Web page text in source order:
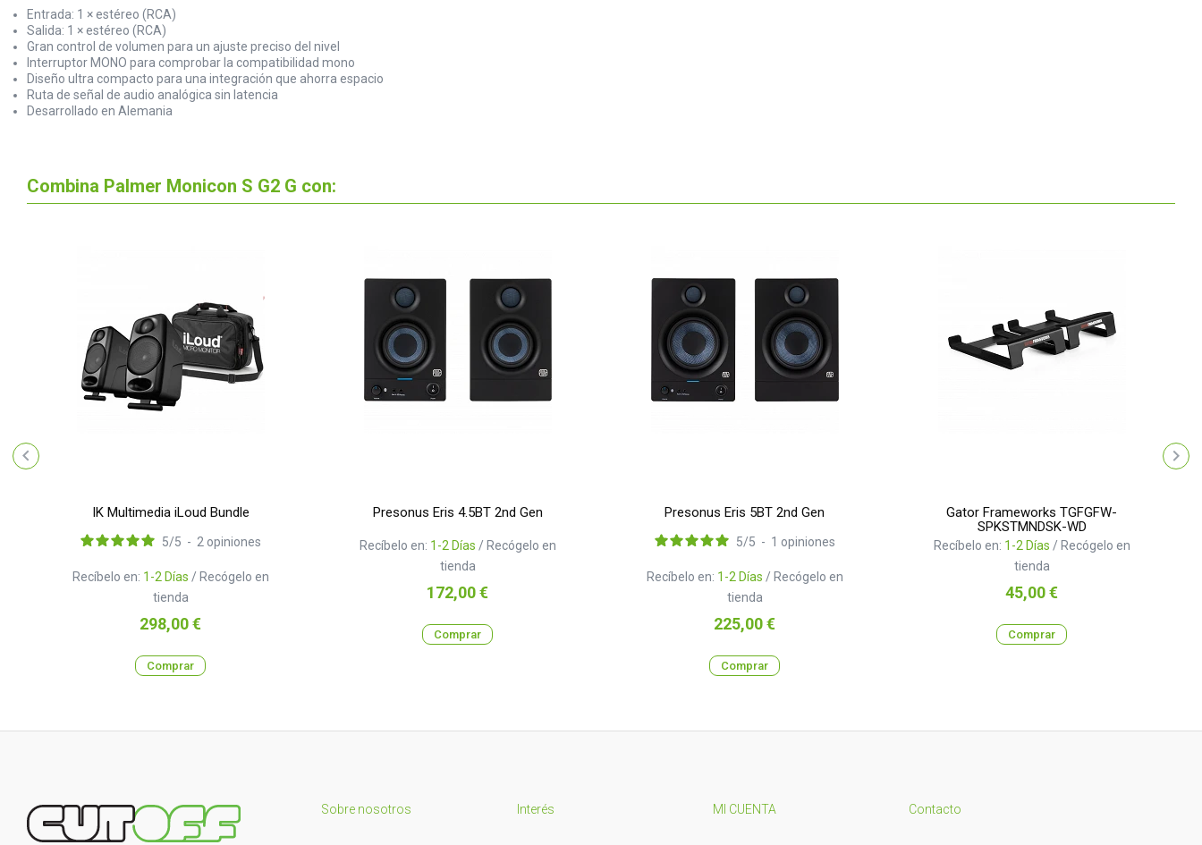
Entrada: 1 × estéreo (RCA)
Salida: 1 × estéreo (RCA)
Gran control de volumen para un ajuste preciso del nivel
Interruptor MONO para comprobar la compatibilidad mono
Diseño ultra compacto para una integración que ahorra espacio
Ruta de señal de audio analógica sin latencia
Desarrollado en Alemania
Combina Palmer Monicon S G2 G con:
IK Multimedia iLoud Bundle
Recíbelo en: 1-2 Días / Recógelo en
tienda
5/5 - 2 opiniones
Precio
298,00 €
Comprar
Presonus Eris 4.5BT 2nd Gen
Recíbelo en: 1-2 Días / Recógelo en
tienda
Precio
172,00 €
Comprar
Presonus Eris 5BT 2nd Gen
Recíbelo en: 1-2 Días / Recógelo en
tienda
5/5 - 1 opiniones
Precio
225,00 €
Comprar
Gator Frameworks TGFGFW-
SPKSTMNDSK-WD
Recíbelo en: 1-2 Días / Recógelo en
tienda
Precio
45,00 €
Comprar
Sobre nosotros Interés MI CUENTA Contacto